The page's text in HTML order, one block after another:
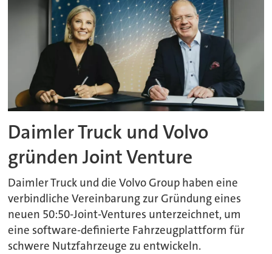
Daimler Truck und Volvo
gründen Joint Venture
Daimler Truck und die Volvo Group haben eine
verbindliche Vereinbarung zur Gründung eines
neuen 50:50-Joint-Ventures unterzeichnet, um
eine software-definierte Fahrzeugplattform für
schwere Nutzfahrzeuge zu entwickeln.